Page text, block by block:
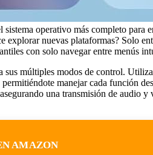
sistema operativo más completo para
explorar nuevas plataformas? Solo
con solo navegar entre menús
múltiples modos de control.
manejar cada función
una transmisión de audio
AMAZON